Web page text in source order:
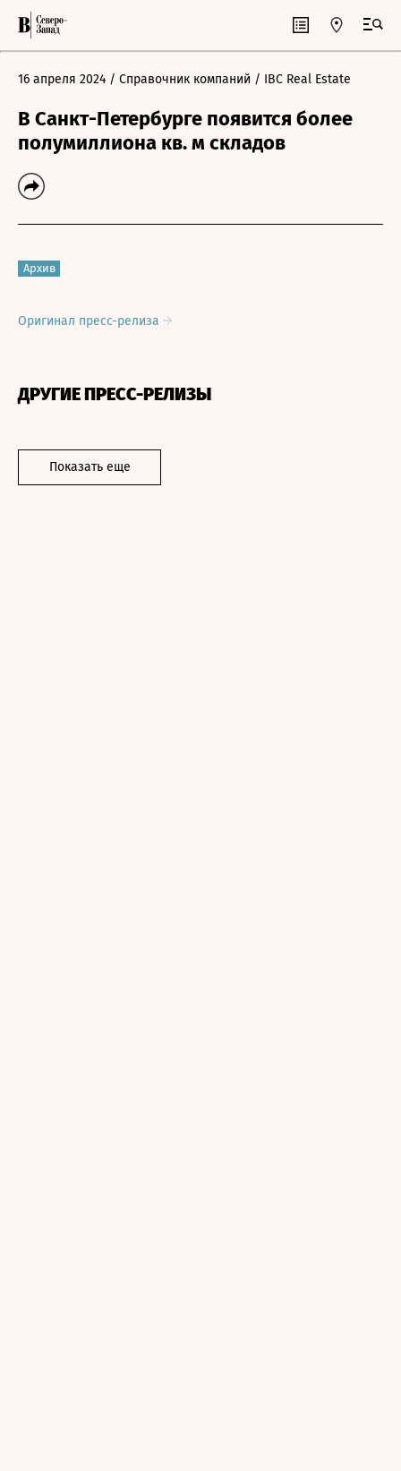
16 апреля 2024 / Справочник компаний / IBC Real Estate
В Санкт-Петербурге появится более
полумиллиона кв. м складов
Архив
Оригинал пресс-релиза
ДРУГИЕ ПРЕСС-РЕЛИЗЫ
Показать еще